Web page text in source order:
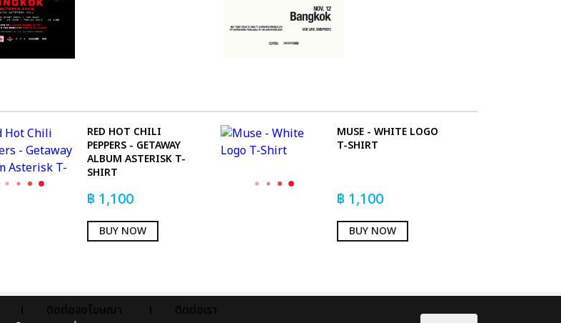
RED HOT CHILI
PEPPERS - GETAWAY
ALBUM ASTERISK T-
SHIRT
฿ 1,100
BUY NOW
MUSE - WHITE LOGO
T-SHIRT
฿ 1,100
BUY NOW
ติดต่อลงโฆษณา
ติดต่อเรา